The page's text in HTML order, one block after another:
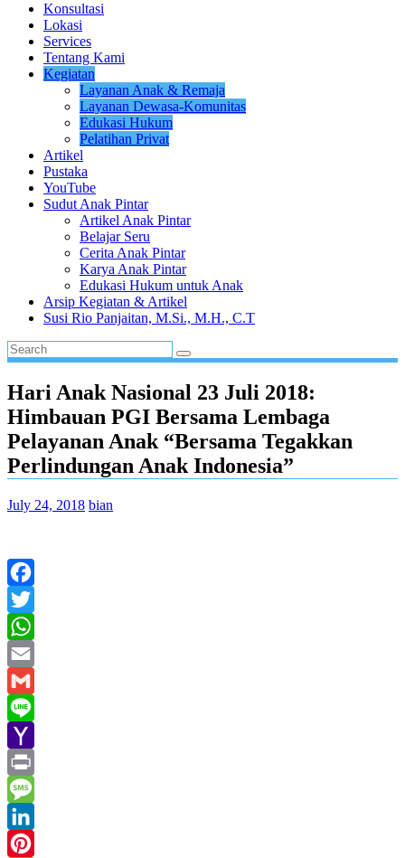
Konsultasi
Lokasi
Services
Tentang Kami
Kegiatan
Layanan Anak & Remaja
Layanan Dewasa-Komunitas
Edukasi Hukum
Pelatihan Privat
Artikel
Pustaka
YouTube
Sudut Anak Pintar
Artikel Anak Pintar
Belajar Seru
Cerita Anak Pintar
Karya Anak Pintar
Edukasi Hukum untuk Anak
Arsip Kegiatan & Artikel
Susi Rio Panjaitan, M.Si., M.H., C.T
Hari Anak Nasional 23 Juli 2018:
Himbauan PGI Bersama Lembaga
Pelayanan Anak “Bersama Tegakkan
Perlindungan Anak Indonesia”
July 24, 2018 bian
Facebook
Twitter
WhatsApp
Email
Gmail
Line
Yahoo
Mail
Print
Message
LinkedIn